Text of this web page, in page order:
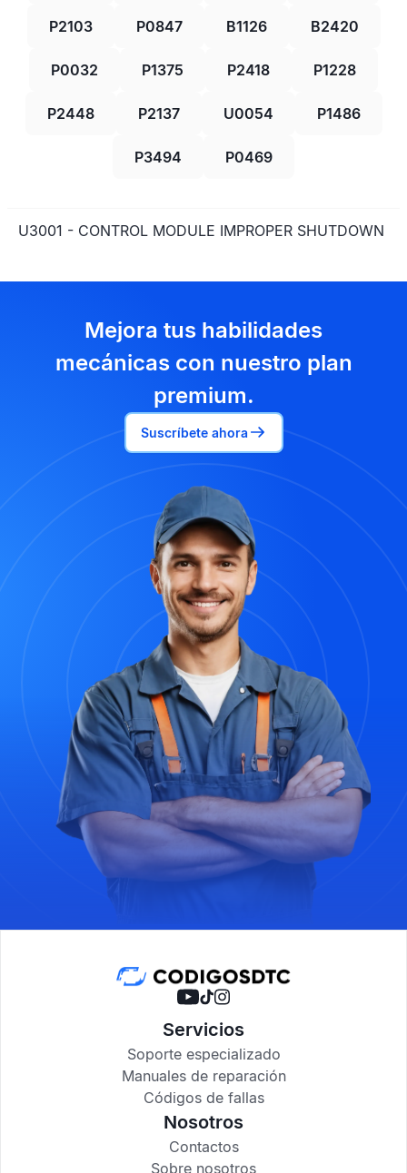
P2103 P0847 B1126 B2420
P0032 P1375 P2418 P1228
P2448 P2137 U0054 P1486
P3494 P0469
U3001 - CONTROL MODULE IMPROPER SHUTDOWN
Mejora tus habilidades
mecánicas con nuestro plan
premium.
Suscríbete ahora
Servicios
Soporte especializado
Manuales de reparación
Códigos de fallas
Nosotros
Contactos
Sobre nosotros